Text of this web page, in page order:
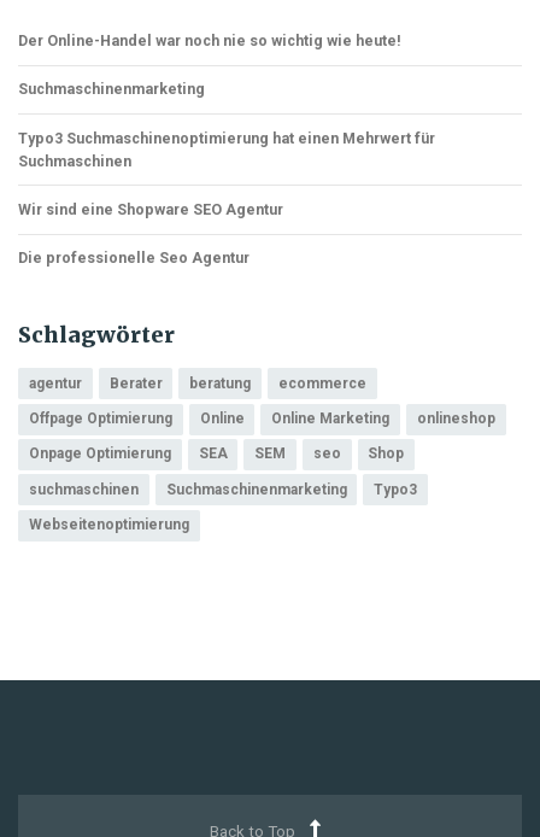
Der Online-Handel war noch nie so wichtig wie heute!
Suchmaschinenmarketing
Typo3 Suchmaschinenoptimierung hat einen Mehrwert für
Suchmaschinen
Wir sind eine Shopware SEO Agentur
Die professionelle Seo Agentur
Schlagwörter
agentur Berater beratung ecommerce
Offpage Optimierung Online Online Marketing onlineshop
Onpage Optimierung SEA SEM seo Shop
suchmaschinen Suchmaschinenmarketing Typo3
Webseitenoptimierung
Back to Top